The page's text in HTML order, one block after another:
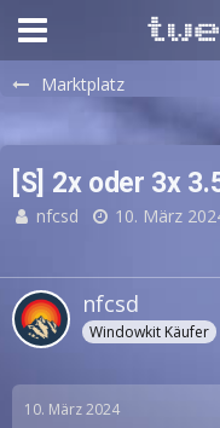
Marktplatz
[S] 2x oder 3x
nfcsd 10. März
nfcsd
Windowkit Käufer
10. März 2024